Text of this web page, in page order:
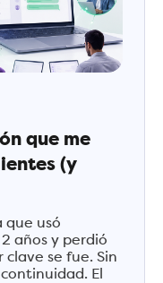
que me
(y
que usó
años y perdió
se fue. Sin
El